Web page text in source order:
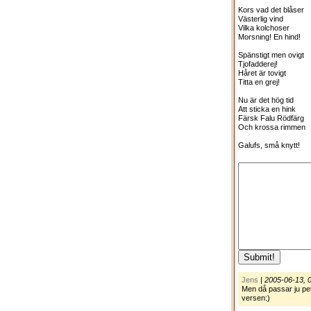
Kors vad det blåser
Västerlig vind
Vilka kolchoser
Morsning! En hind!
Spänstigt men ovigt
Tjofadderej!
Håret är tovigt
Titta en grej!
Nu är det hög tid
Att sticka en hink
Färsk Falu Rödfärg
Och krossa rimmen
Galufs, små knytt!
Jens | 2005-06-13,
Men då passar ju
versen:)